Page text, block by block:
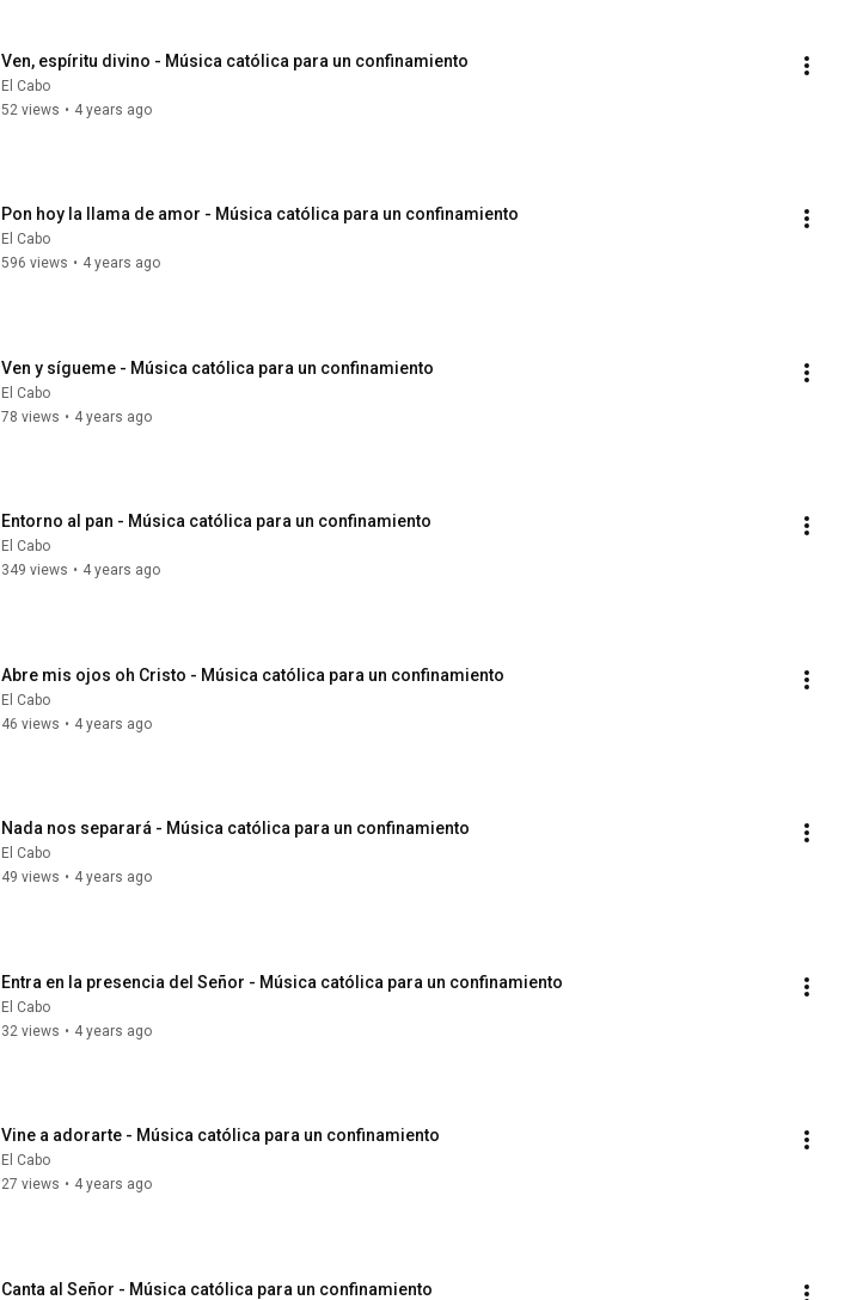
Ven, espíritu divino - Música católica para un confinamiento
El Cabo
52 views • 4 years ago
Pon hoy la llama de amor - Música católica para un confinamiento
El Cabo
596 views • 4 years ago
Ven y sígueme - Música católica para un confinamiento
El Cabo
78 views • 4 years ago
Entorno al pan - Música católica para un confinamiento
El Cabo
349 views • 4 years ago
Abre mis ojos oh Cristo - Música católica para un confinamiento
El Cabo
46 views • 4 years ago
Nada nos separará - Música católica para un confinamiento
El Cabo
49 views • 4 years ago
Entra en la presencia del Señor - Música católica para un confinamiento
El Cabo
32 views • 4 years ago
Vine a adorarte - Música católica para un confinamiento
El Cabo
27 views • 4 years ago
Canta al Señor - Música católica para un confinamiento